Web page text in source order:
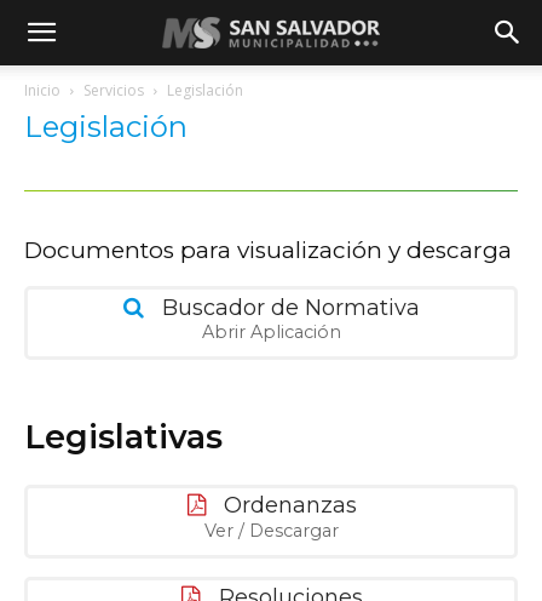
Inicio Servicios Legislación
Legislación
Documentos para visualización y descarga
Buscador de Normativa
Abrir Aplicación
Legislativas
Ordenanzas
Ver / Descargar